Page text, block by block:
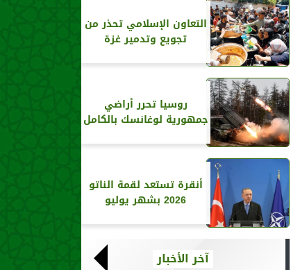
التعاون الإسلامي تحذر من
تجويع وتدمير غزة
روسيا تحرر أراضي
جمهورية لوغانسك بالكامل
أنقرة تستعد لقمة الناتو
2026 بشهر يوليو
آخر الأخبار